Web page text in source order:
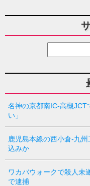
名神の京都南IC-高槻JCT
い」
鹿児島本線の西小倉-九
込みか
ワカバウォークで殺人未
で逮捕